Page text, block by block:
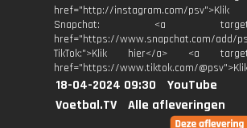
href="http://instagram.com/
Snapchat: <a
href="https://www.snapchat.com/add/
TikTok:">Klik hier</a> <a
href="https://www.tiktok.com/
18-04-2024 09:30
YouTube
Voetbal.TV
Alle afleveringen